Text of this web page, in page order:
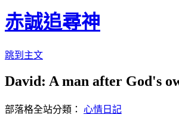
赤誠追尋神
跳到主文
David: A man after God's
部落格全站分類： 心情日記